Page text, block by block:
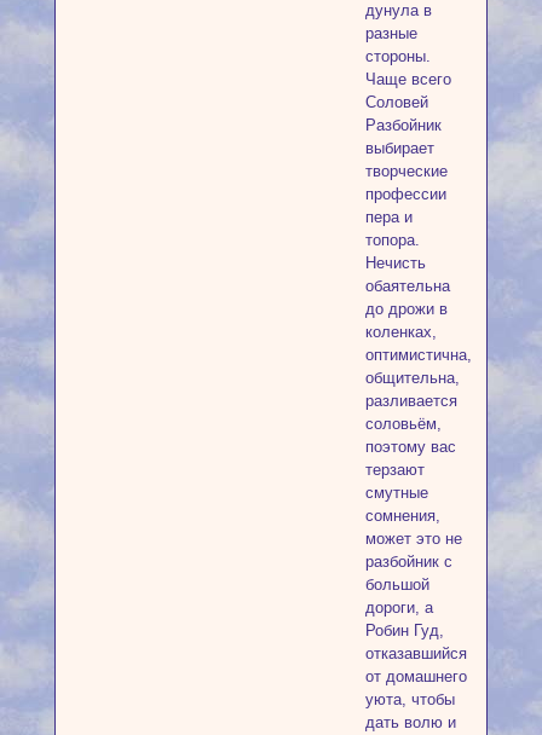
дунула в
разные
стороны.
Чаще всего
Соловей
Разбойник
выбирает
творческие
профессии
пера и
топора.
Нечисть
обаятельна
до дрожи в
коленках,
оптимистична,
общительна,
разливается
соловьём,
поэтому вас
терзают
смутные
сомнения,
может это не
разбойник с
большой
дороги, а
Робин Гуд,
отказавшийся
от домашнего
уюта, чтобы
дать волю и